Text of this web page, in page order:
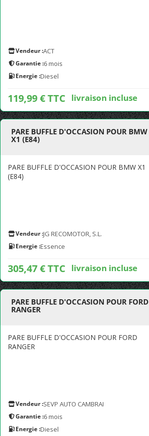
Vendeur :ACT
Garantie :6 mois
Energie :Diesel
119,99 € TTC livraison incluse
PARE BUFFLE D'OCCASION POUR BMW
X1 (E84)
PARE BUFFLE D'OCCASION POUR BMW X1
(E84)
Vendeur :JG RECOMOTOR, S.L.
Energie :Essence
305,47 € TTC livraison incluse
PARE BUFFLE D'OCCASION POUR FORD
RANGER
PARE BUFFLE D'OCCASION POUR FORD
RANGER
Vendeur :SEVP AUTO CAMBRAI
Garantie :6 mois
Energie :Diesel